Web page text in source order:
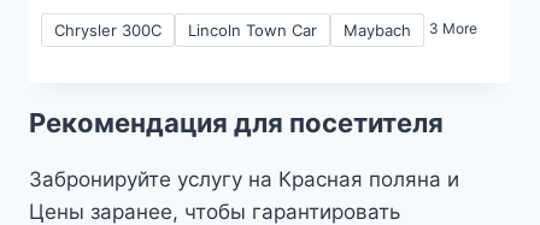
цен:
6000₽
Chrysler 300C Lincoln Town Car Maybach 3 More
Рекомендация для посетителя
Забронируйте услугу на Красная поляна и
Цены заранее, чтобы гарантировать